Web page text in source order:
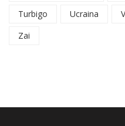
Turbigo
Ucraina
Zai